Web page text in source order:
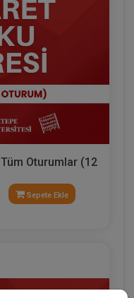
Oturumlar (12
Sepete Ekle